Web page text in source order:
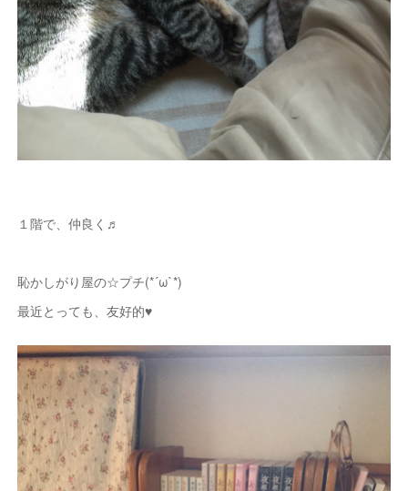
１階で、仲良く♬
恥かしがり屋の☆プチ(*´ω`*)
最近とっても、友好的♥